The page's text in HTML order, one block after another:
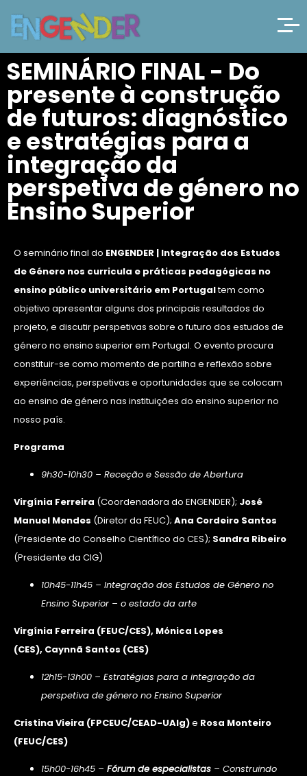
SEMINÁRIO FINAL - Do
presente à construção
de futuros: diagnóstico
e estratégias para a
integração da
perspetiva de género no
Ensino Superior
O seminário final do ENGENDER | Integração dos Estudos
de Género nos curricula e práticas pedagógicas no
ensino público universitário em Portugaltem como
objetivo apresentar alguns dos principais resultados do
projeto, e discutir perspetivas sobre o futuro dos estudos de
género no ensino superior em Portugal. O evento procura
constituir-se como momento de partilha e reflexão sobre
experiências, perspetivas e oportunidades que se colocam
ao ensino de género nas instituições do ensino superior no
nosso país.
Programa
9h30-10h30 – Receção e Sessão de Abertura
Virgínia Ferreira (Coordenadora do ENGENDER); José
Manuel Mendes (Diretor da FEUC); Ana Cordeiro Santos
(Presidente do Conselho Científico do CES); Sandra Ribeiro
(Presidente da CIG)
10h45-11h45 – Integração dos Estudos de Género no
Ensino Superior – o estado da arte
Virgínia Ferreira (FEUC/CES), Mónica Lopes
(CES), Caynnã Santos (CES)
12h15-13h00 – Estratégias para a integração da
perspetiva de género no Ensino Superior
Cristina Vieira (FPCEUC/CEAD-UAlg)e Rosa Monteiro
(FEUC/CES)
15h00-16h45 – Fórum de especialistas – Construindo